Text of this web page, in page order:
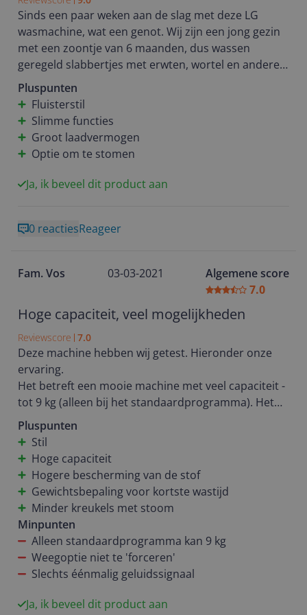
tijdens het centrifugeren rammelt er iets van metaal
luid.
Ik ben voorzichtig enthousiast en wil graag het
stoomprogramma proberen, om kleding te luchten.
Sinds een paar weken aan de slag met deze LG
wasmachine, wat een genot. Wij zijn een jong gezin
met een zoontje van 6 maanden, dus wassen
geregeld slabbertjes met erwten, wortel en andere
hardnekkige vlekken. Geen probleem voor deze
krachtpatser van LG.
Het grote laadvermogen springt er uit, verder is de
machine uitermate connectief wat ik persoonlijk
super handig vind. Push notificaties als de was klaar
is, op afstand starten, het maakt mijn leven een stuk
Ook het stomen van delicate was is echt super, de
gaan. Duurde even voor ik doorhad hoed het touch
paneel naast de knop werkte, maar toen ik dat
eenmaal doorhad was bediening een eitje.
Grootste pluspunt: je hoort de machine amper! Wij
hadden hem altijd in de schuur staan maar hij gaat
binnenkort naar binnen verhuizen. Verder is ie
zuinig in verbruik, wat ook gewoon mooi
meegenomen is anno 2021 :)
Pluspunten
Fluisterstil
Slimme functies
Groot laadvermogen
Optie om te stomen
Ja, ik beveel dit product aan
0 reactiesReageer
Fam. Vos 03-03-2021
Algemene score
7.0
Hoge capaciteit, veel mogelijkheden
Reviewscore 7.0
Deze machine hebben wij getest. Hieronder onze
ervaring.
Het betreft een mooie machine met veel capaciteit -
tot 9 kg (alleen bij het standaardprogramma). Het
apparaat heeft een mooi uiterlijk. Het zwarte glas is
even wennen; je kunt namelijk zo goed als niets zien
in de trommel (niet dat je dat vaak nodig hebt, maar
toch).
Ingebruikname is gemakkelijk; mooie grote knop
met duidelijk aangegeven programma en et. opties.
De resterende wastijd is duidelijk zichtbaar op het
grote scherm met touch-knoppen.
Direct op de startknop drukken start het standaard
programma, zodat je niets hoeft in te stellen. De
machine weegt de was en bepaald de stofsoort om
de wasbeweging af te stemmen op de stof.
Pluspunten
Stil
Hoge capaciteit
Hogere bescherming van de stof
Gewichtsbepaling voor kortste wastijd
Minder kreukels met stoom
Minpunten
Alleen standaardprogramma kan 9 kg
Weegoptie niet te 'forceren'
Slechts éénmalig geluidssignaal
Ja, ik beveel dit product aan